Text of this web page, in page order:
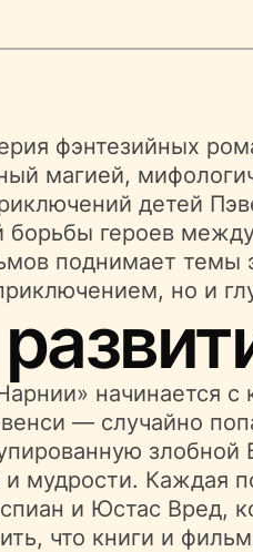
фэнтезийных
магией,
детей
борьбы героев
поднимает темы
но и
начинается с
— случайно
и мудрости. Каждая
и Юстас Вред,
что книги и